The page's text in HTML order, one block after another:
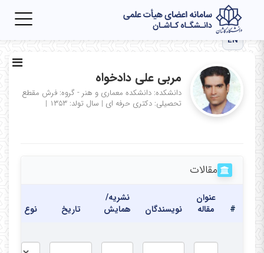
EN
مربی علی دادخواه
دانشکده: دانشکده معماری و هنر - گروه: فرش مقطع
تحصیلی: دكتری حرفه ای | سال تولد: ۱۳۵۳ |
مقالات
#
عنوان
مقاله
نویسندگان
نشریه/
همایش
تاریخ نوع